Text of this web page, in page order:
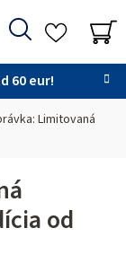
60 eur!
Hľadať
Limitovaná
od